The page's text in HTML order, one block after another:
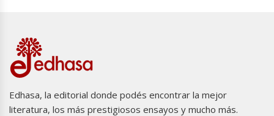
Edhasa, la editorial donde podés encontrar la mejor
literatura, los más prestigiosos ensayos y mucho más.